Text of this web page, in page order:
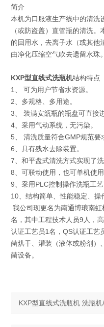
简介
本机为口服液生产线中的清洗
（或防盗盖）直管瓶的清洗
的回用水，去离子水（或其他
由净化压缩空气吹去遗留水珠。
KXP型直线式洗瓶机结构特点
1、 可为用户节省水资
2、多规格、多用途
3、 装满安瓿瓶的瓶盘可直
4、采用气动系统，无污染。
5、 清洗质量符合
6、具有残水去除
7、和平盘式清洗方式实现了洗
8、可联动使用，也可单机使用
9、采用PLC控制操作洗瓶工
10、结构简单、性能稳定、
我公司现更名为南通博琅南
名，其中工程技术人员9人，
认证工艺员1名，QS认证工艺
菌烘干、灌装（液体或粉剂）
菌设备。